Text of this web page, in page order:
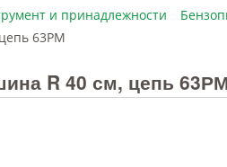
и принадлежности
63РМ
R 40 см, цепь 63РМ